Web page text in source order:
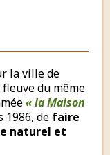
la ville de
du même
« la Maison
1986, de faire
naturel et